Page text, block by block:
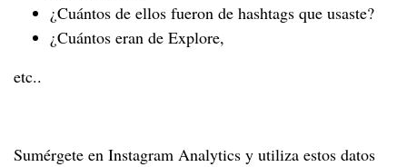
¿Cuántos de ellos fueron de hashtags que usaste?
¿Cuántos eran de Explore,
etc..
Sumérgete en Instagram Analytics y utiliza estos datos